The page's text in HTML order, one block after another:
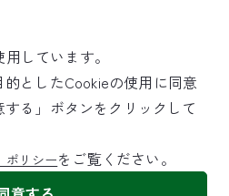
しています。
としたCookieの使用に同意
る」ボタンをクリックして
ポリシーをご覧ください。